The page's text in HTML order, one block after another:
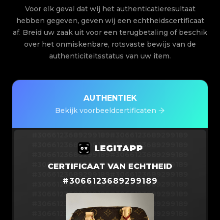
Voor elk geval dat wij het authenticatieresultaat
hebben gegeven, geven wij een echtheidscertificaat
af. Breid uw zaak uit voor een terugbetaling of beschik
over het onmiskenbare, rotsvaste bewijs van de
authenticiteitsstatus van uw item.
AUTHENTIEK
Bekijk voorbeeldcertificaten
#3066123689299189#3066123689299189
#3066123689299189#3066123689299189
#3066123689299189#3066123689299189
#3066123689299189#3066123689299189
#3066123689299189#3066123689299189
#3066123689299189#3066123689299189
CERTIFICAAT VAN ECHTHEID
#3066123689299189